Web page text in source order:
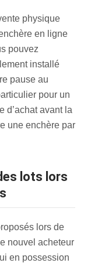
physique
en ligne
pouvez
installé
pause au
pour un
d’achat avant la
une enchère par
lors de
nouvel acheteur
en possession